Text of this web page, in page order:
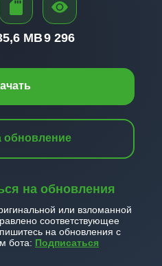
обновление
на обновления
или взломанной
соответствующее
на обновления с
бота: Подписаться
MB9 296